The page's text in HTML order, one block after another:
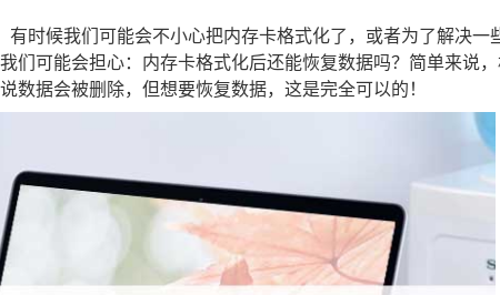
时候我们可能会不小心把内存卡格式化了，或者为了解决一
们可能会担心：内存卡格式化后还能恢复数据吗？简单来说
数据会被删除，但想要恢复数据，这是完全可以的！